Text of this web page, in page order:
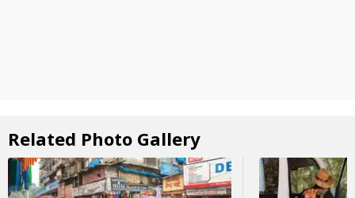
Related Photo Gallery